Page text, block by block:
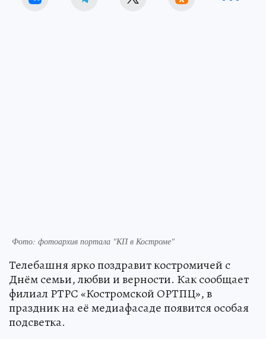
Фото: фотоархив портала "КП в Костроме"
Телебашня ярко поздравит костромичей с
Днём семьи, любви и верности. Как сообщает
филиал РТРС «Костромской ОРТПЦ», в
праздник на её медиафасаде появится особая
подсветка.